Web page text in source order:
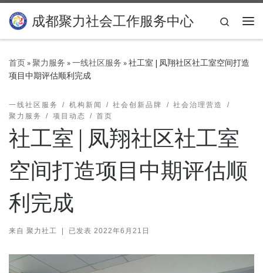
Skip to content
成都聚力社会工作服务中心
Search
首页»聚力服务 »一线社区服务 »社工室 | 凤翔社区社工室空间打造
项目中期评估顺利完成
一线社区服务 机构新闻 社会创新品牌
社会治理营造
聚力服务
项目动态 首页
社工室 | 凤翔社区社工室
空间打造项目中期评估顺
利完成
来自 聚力社工 已发表 2022年6月21日